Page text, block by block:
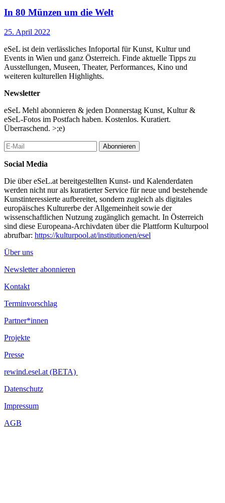
In 80 Münzen um die Welt
25. April 2022
eSeL ist dein verlässliches Infoportal für Kunst, Kultur und
Events in Wien und ganz Österreich. Finde aktuelle Tipps zu
Ausstellungen, Museen, Theater, Performances, Kino und
weiteren kulturellen Highlights.
Newsletter
eSeL Mehl abonnieren & jeden Donnerstag Kunst, Kultur &
eSeL-Fotos im Postfach haben. Kostenlos. Kuratiert.
Überraschend. >;e)
Abonnieren
Social Media
Die über eSeL.at bereitgestellten Kunst- und Kalenderdaten
werden nicht nur als kuratierter Service für neue und bestehende
Kunstinteressierte aufbereitet, sondern zugleich als digitales
europäisches Kulturerbe der Allgemeinheit sowie der
wissenschaftlichen Nutzung zugänglich gemacht. In Österreich
sind diese Europeana-Archivdaten über die Plattform Kulturpool
abrufbar: https://kulturpool.at/institutionen/esel
Über uns
Newsletter abonnieren
Kontakt
Terminvorschlag
Partner*innen
Projekte
Presse
rewind.esel.at (BETA)
Datenschutz
Impressum
AGB